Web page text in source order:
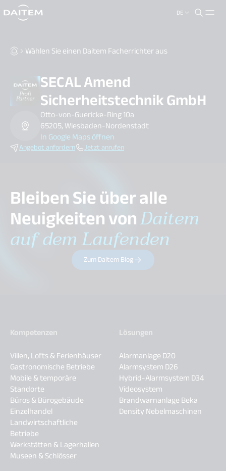
DE
search.label
Wählen Sie einen Daitem Facherrichter aus
SECAL Amend
Sicherheitstechnik GmbH
Otto-von-Guericke-Ring 10a
65205, Wiesbaden-Nordenstadt
In Google Maps öffnen
Angebot anfordern Jetzt anrufen
Bleiben Sie über alle
Neuigkeiten vonDaitem
auf dem Laufenden
Zum Daitem Blog
Kompetenzen
Villen, Lofts & Ferienhäuser
Gastronomische Betriebe
Mobile & temporäre
Standorte
Büros & Bürogebäude
Einzelhandel
Landwirtschaftliche
Betriebe
Werkstätten & Lagerhallen
Museen & Schlösser
Lösungen
Alarmanlage D20
Alarmsystem D26
Hybrid-Alarmsystem D34
Videosystem
Brandwarnanlage Beka
Density Nebelmaschinen